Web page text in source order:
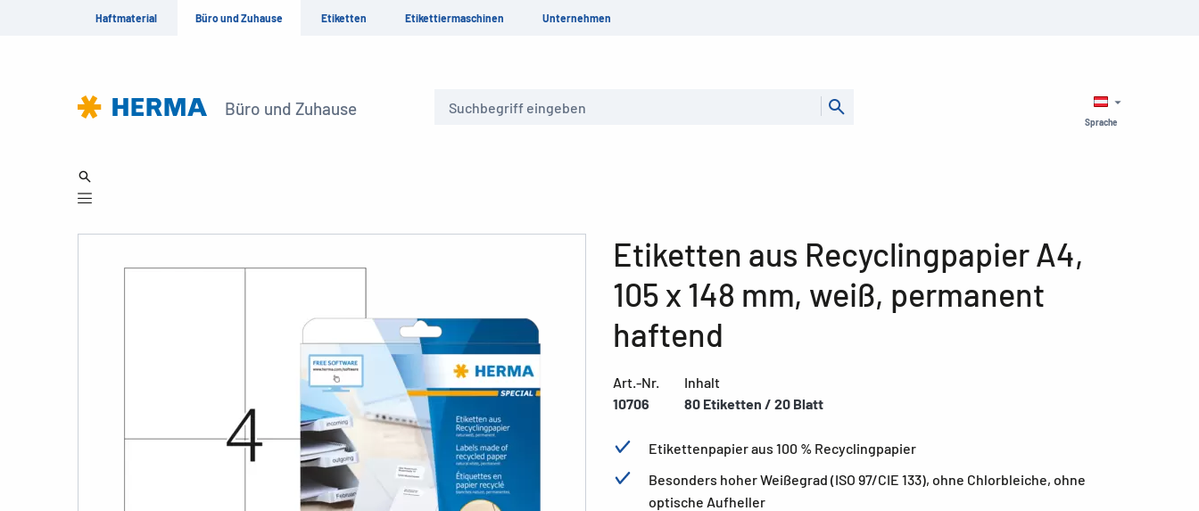
Haftmaterial Büro und Zuhause Etiketten Etikettiermaschinen Unternehmen
Büro und Zuhause
Sprache
Etiketten aus Recyclingpapier A4,
105 x 148 mm, weiß, permanent
haftend
Art.-Nr.
10706
Inhalt
80 Etiketten / 20 Blatt
Etikettenpapier aus 100 % Recyclingpapier
Besonders hoher Weißegrad (ISO 97/CIE 133), ohne Chlorbleiche, ohne
optische Aufheller